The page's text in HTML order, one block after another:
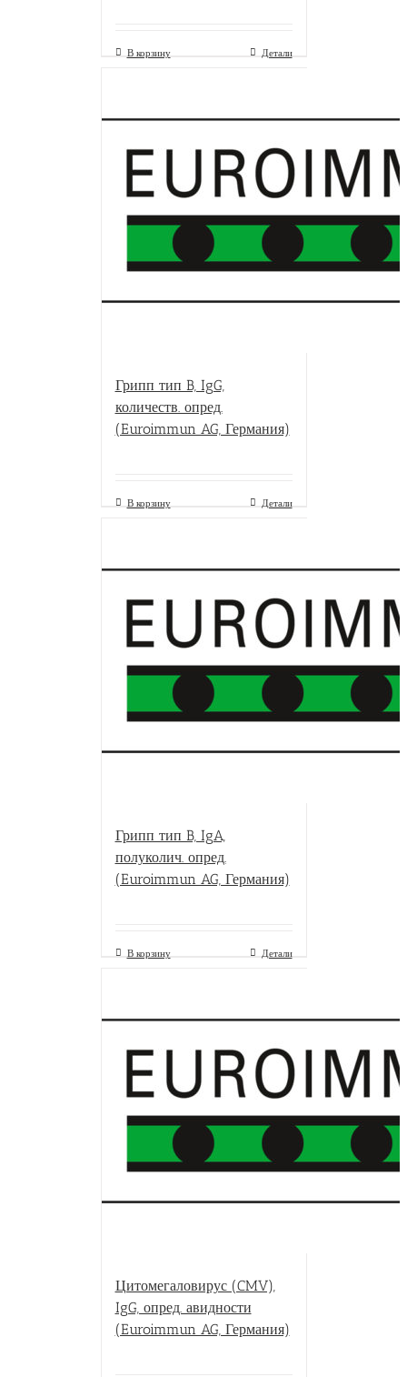
В корзину Детали
Грипп тип B, IgG,
количеств. опред.
(Euroimmun AG, Германия)
В корзину Детали
Грипп тип B, IgA,
полуколич. опред.
(Euroimmun AG, Германия)
В корзину Детали
Цитомегаловирус (CMV),
IgG, опред. авидности
(Euroimmun AG, Германия)